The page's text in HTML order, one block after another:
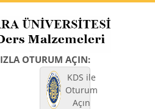
OTURUM AÇIN:
KDS ile
Oturum
Açın